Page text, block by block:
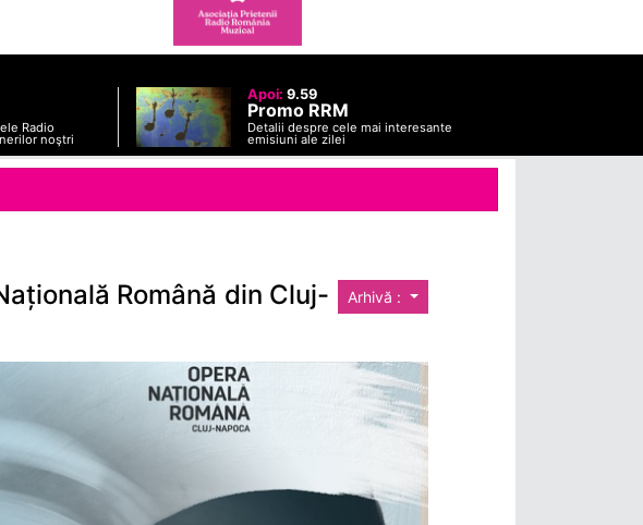
Radio
noştri
Apoi: 9.59
Promo RRM
Detalii despre cele mai interesante
emisiuni ale zilei
Arhivă :
Română din Cluj-